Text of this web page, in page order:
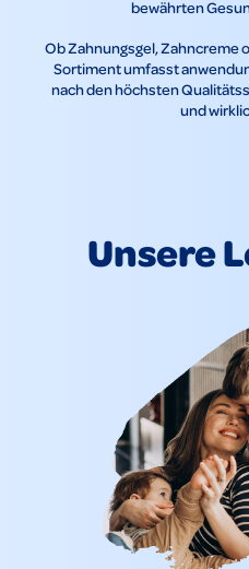
bewährten
Ob Zahnungsgel, Zahncreme
Sortiment umfasst
nach den höchsten
und
Unsere